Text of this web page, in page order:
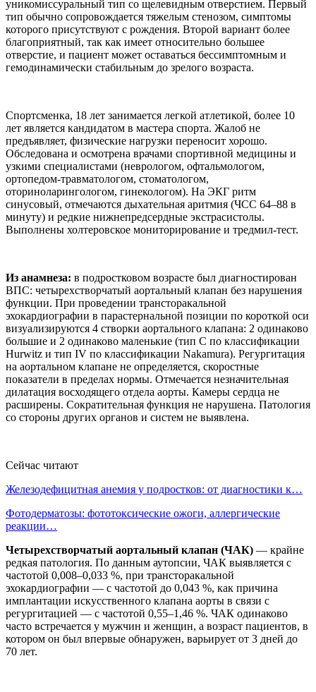
уникомиссуральный тип со щелевидным отверстием. Первый
тип обычно сопровождается тяжелым стенозом, симптомы
которого присутствуют с рождения. Второй вариант более
благоприятный, так как имеет относительно большее
отверстие, и пациент может оставаться бессимптомным и
гемодинамически стабильным до зрелого возраста.
Спортсменка, 18 лет занимается легкой атлетикой, более 10
лет является кандидатом в мастера спорта. Жалоб не
предъявляет, физические нагрузки переносит хорошо.
Обследована и осмотрена врачами спортивной медицины и
узкими специалистами (неврологом, офтальмологом,
ортопедом-травматологом, стоматологом,
оториноларингологом, гинекологом). На ЭКГ ритм
синусовый, отмечаются дыхательная аритмия (ЧСС 64–88 в
минуту) и редкие нижнепредсердные экстрасистолы.
Выполнены холтеровское мониторирование и тредмил-тест.
Из анамнеза: в подростковом возрасте был диагностирован
ВПС: четырехстворчатый аортальный клапан без нарушения
функции. При проведении трансторакальной
эхокардиографии в парастернальной позиции по короткой оси
визуализируются 4 створки аортального клапана: 2 одинаково
большие и 2 одинаково маленькие (тип С по классификации
Hurwitz и тип IV по классификации Nakamura). Регургитация
на аортальном клапане не определяется, скоростные
показатели в пределах нормы. Отмечается незначительная
дилатация восходящего отдела аорты. Камеры сердца не
расширены. Сократительная функция не нарушена. Патология
со стороны других органов и систем не выявлена.
Сейчас читают
Железодефицитная анемия у подростков: от диагностики к…
Фотодерматозы: фототоксические ожоги, аллергические
реакции…
Четырехстворчатый аортальный клапан (ЧАК) — крайне
редкая патология. По данным аутопсии, ЧАК выявляется с
частотой 0,008–0,033 %, при трансторакальной
эхокардиографии — с частотой до 0,043 %, как причина
имплантации искусственного клапана аорты в связи с
регургитацией — с частотой 0,55–1,46 %. ЧАК одинаково
часто встречается у мужчин и женщин, а возраст пациентов, в
котором он был впервые обнаружен, варьирует от 3 дней до
70 лет.